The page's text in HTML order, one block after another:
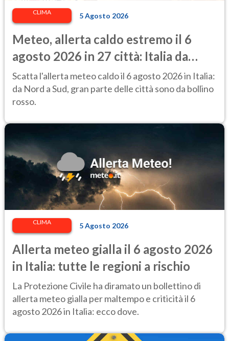
CLIMA 5 Agosto 2026
Meteo, allerta caldo estremo il 6
agosto 2026 in 27 città: Italia da
bollino rosso
Scatta l'allerta meteo caldo il 6 agosto 2026 in Italia:
da Nord a Sud, gran parte delle città sono da bollino
rosso.
CLIMA 5 Agosto 2026
Allerta meteo gialla il 6 agosto 2026
in Italia: tutte le regioni a rischio
La Protezione Civile ha diramato un bollettino di
allerta meteo gialla per maltempo e criticità il 6
agosto 2026 in Italia: ecco dove.